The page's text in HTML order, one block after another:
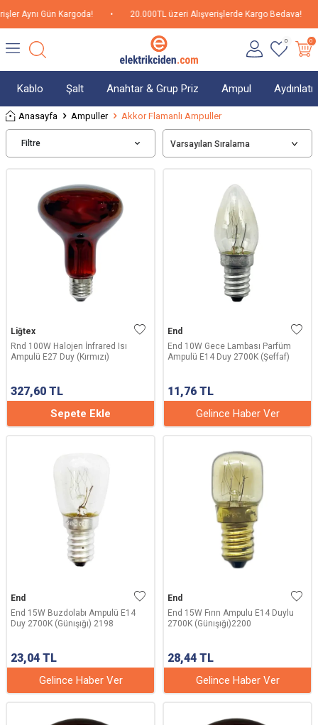
Aynı Gün Kargoda! 20.000TL üzeri Alışverişlerde Kargo Bedava!
0 0
Kablo Şalt Anahtar & Grup Priz Ampul
Anasayfa Ampuller Akkor Flamanlı Ampuller
Filtre
Liğtex
Rnd 100W Halojen İnfrared Isı
Ampulü E27 Duy (Kırmızı)
327,60 TL
Sepete Ekle
End
End 10W Gece Lambası Parfüm
Ampulü E14 Duy 2700K (Şeffaf)
11,76 TL
Gelince Haber Ver
End
End 15W Buzdolabı Ampulü E14
Duy 2700K (Günışığı) 2198
23,04 TL
Gelince Haber Ver
End
End 15W Fırın Ampulu E14 Duylu
2700K (Günışığı)2200
28,44 TL
Gelince Haber Ver